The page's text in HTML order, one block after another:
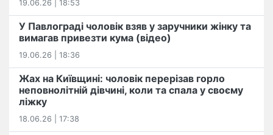
19.06.26 | 18:53
У Павлограді чоловік взяв у заручники жінку та
вимагав привезти кума (відео)
19.06.26 | 18:36
Жах на Київщині: чоловік перерізав горло
неповнолітній дівчині, коли та спала у своєму
ліжку
18.06.26 | 17:38